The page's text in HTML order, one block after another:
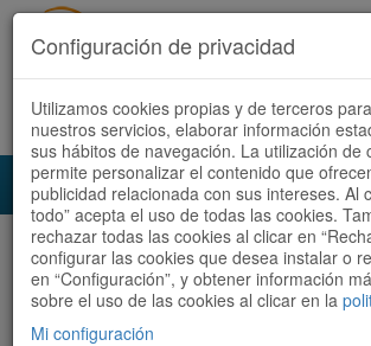
Acceder Registrate ahora
Audioruta Todas las rutas
Todas las rutas Ordenar
Configuración de privacidad
Utilizamos cookies propias y de terceros
nuestros servicios, elaborar información
sus hábitos de navegación. La utilización de
permite personalizar el contenido que
publicidad relacionada con sus intereses. Al
todo” acepta el uso de todas las cookies.
rechazar todas las cookies al clicar en
configurar las cookies que desea instalar o
en “Configuración”, y obtener información
sobre el uso de las cookies al clicar en la
Mi configuración